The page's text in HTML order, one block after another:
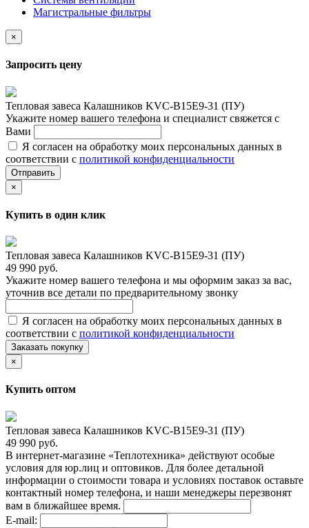
Магистральные фильтры
×
Запросить цену
Тепловая завеса Калашников KVC-B15E9-31 (ПУ)
Укажите номер вашего телефона и специалист свяжется с
Вами
Я согласен на обработку моих персональных данных в
соответствии с политикой конфиденциальности
Отправить
×
Купить в один клик
Тепловая завеса Калашников KVC-B15E9-31 (ПУ)
49 990 руб.
Укажите номер вашего телефона и мы оформим заказ за вас,
уточнив все детали по предварительному звонку
Я согласен на обработку моих персональных данных в
соответствии с политикой конфиденциальности
Заказать покупку
×
Купить оптом
Тепловая завеса Калашников KVC-B15E9-31 (ПУ)
49 990 руб.
В интернет-магазине «Теплотехника» действуют особые
условия для юр.лиц и оптовиков. Для более детальной
информации о стоимости товара и условиях поставок оставьте
контактный номер телефона, и наши менеджеры перезвонят
вам в ближайшее время.
E-mail: